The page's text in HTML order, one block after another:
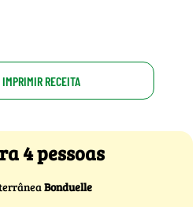
IMPRIMIR RECEITA
4 pessoas
Bonduelle